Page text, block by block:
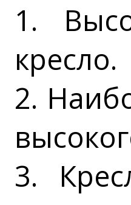
1.
кресло.
2.
3.